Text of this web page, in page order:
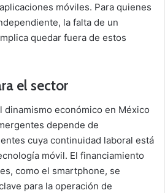
móviles. Para quienes
la falta de un
quedar fuera de estos
el sector
dinamismo económico en México
depende de
cuya continuidad laboral está
móvil. El financiamiento
como el smartphone, se
para la operación de